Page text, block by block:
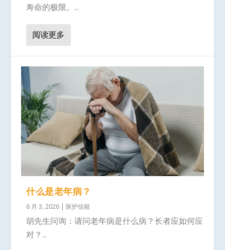
寿命的极限。...
阅读更多
什么是老年病？
6 月 3, 2026 |医护信箱
胡先生问询：请问老年病是什么病？长者应如何应
对？...